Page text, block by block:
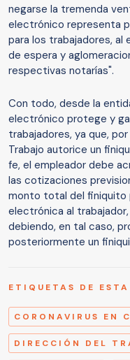
negarse la tremenda
electrónico representa
para los trabajadores, al
de espera y
respectivas notarías".
Con todo, desde la
electrónico protege y
trabajadores, ya que,
Trabajo autorice un
fe, el empleador debe
las cotizaciones
monto total del finiquito
electrónica al
debiendo, en tal caso,
posteriormente un
ETIQUETAS DE
CORONAVIRUS EN
DIRECCIÓN DEL